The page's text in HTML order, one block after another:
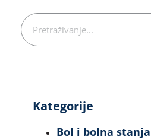
Kategorije
Bol i bolna stanja